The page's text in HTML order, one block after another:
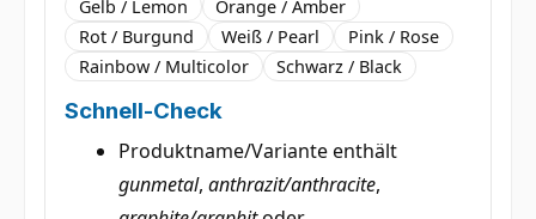
Gelb / Lemon
Orange / Amber
Rot / Burgund
Weiß / Pearl
Pink / Rose
Rainbow / Multicolor
Schwarz / Black
Schnell-Check
Produktname/Variante enthält
gunmetal,anthrazit/anthracite,